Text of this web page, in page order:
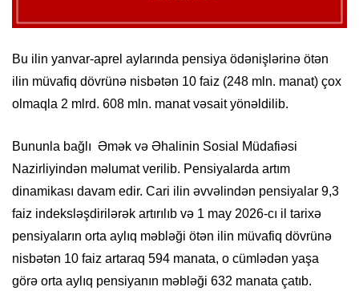
Bu ilin yanvar-aprel aylarında pensiya ödənişlərinə ötən
ilin müvafiq dövrünə nisbətən 10 faiz (248 mln. manat) çox
olmaqla 2 mlrd. 608 mln. manat vəsait yönəldilib.
Bununla bağlı Əmək və Əhalinin Sosial Müdafiəsi
Nazirliyindən məlumat verilib. Pensiyalarda artım
dinamikası davam edir. Cari ilin əvvəlindən pensiyalar 9,3
faiz indeksləşdirilərək artırılıb və 1 may 2026-cı il tarixə
pensiyaların orta aylıq məbləği ötən ilin müvafiq dövrünə
nisbətən 10 faiz artaraq 594 manata, o cümlədən yaşa
görə orta aylıq pensiyanın məbləği 632 manata çatıb.